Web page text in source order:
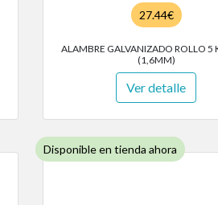
27.44€
ALAMBRE GALVANIZADO ROLLO 5
(1,6MM)
Ver detalle
Disponible en tienda ahora